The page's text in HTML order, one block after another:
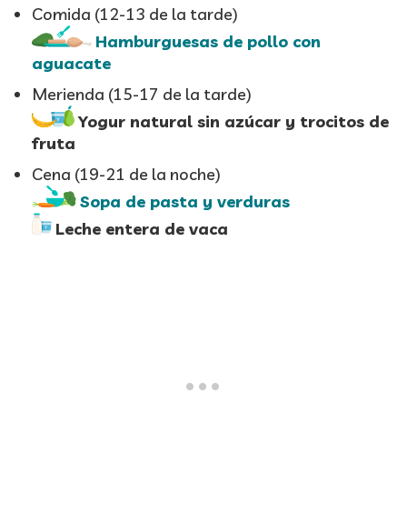
Comida (12-13 de la tarde)
Hamburguesas de pollo con
aguacate
Merienda (15-17 de la tarde)
Yogur natural sin azúcar y trocitos de
fruta
Cena (19-21 de la noche)
Sopa de pasta y verduras
Leche entera de vaca